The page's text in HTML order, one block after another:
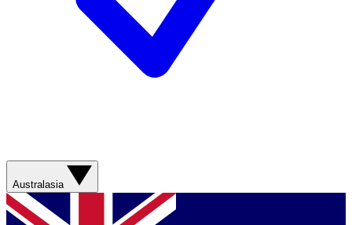
Australasia